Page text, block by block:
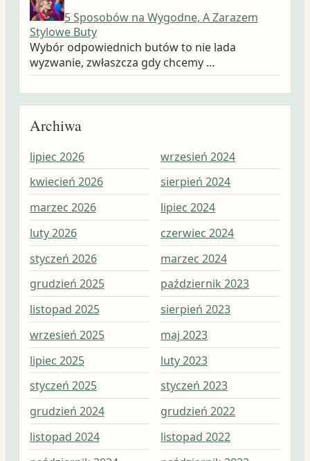
5 Sposobów na Wygodne, A Zarazem
Stylowe Buty
Wybór odpowiednich butów to nie lada
wyzwanie, zwłaszcza gdy chcemy …
Archiwa
lipiec 2026
kwiecień 2026
marzec 2026
luty 2026
styczeń 2026
grudzień 2025
listopad 2025
wrzesień 2025
lipiec 2025
styczeń 2025
grudzień 2024
listopad 2024
wrzesień 2024
sierpień 2024
lipiec 2024
czerwiec 2024
marzec 2024
październik 2023
sierpień 2023
maj 2023
luty 2023
styczeń 2023
grudzień 2022
listopad 2022